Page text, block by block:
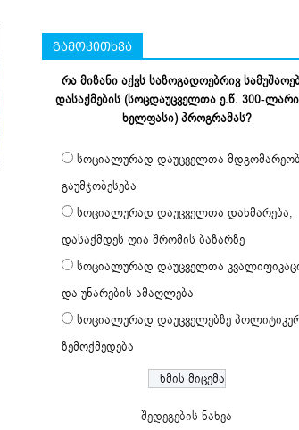
გამოკითხვა
რა მიზანი აქვს საზოგადოებრივ
დასაქმების (სოცდაუცველთა ე.წ. 300-
ხელფასი) პროგრამას?
სოციალურად დაუცველთა
გაუმჯობესება
სოციალურად დაუცველთა დახმარება,
დასაქმდეს ღია შრომის ბაზარზე
სოციალურად დაუცველთა
და უნარების ამაღლება
სოციალურად დაუცველებზე
ზემოქმედება
შედეგების ნახვა